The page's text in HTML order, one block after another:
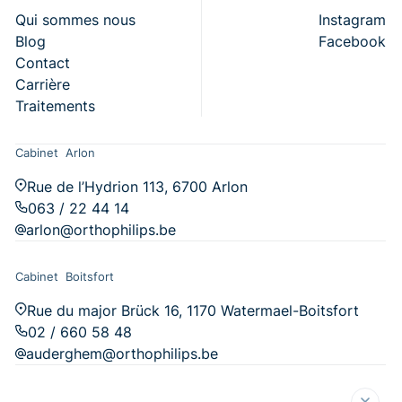
Qui sommes nous
Blog
Contact
Carrière
Traitements
Instagram
Facebook
Cabinet Arlon
Rue de l’Hydrion 113, 6700 Arlon
063 / 22 44 14
arlon@orthophilips.be
Cabinet Boitsfort
Rue du major Brück 16, 1170 Watermael-Boitsfort
02 / 660 58 48
auderghem@orthophilips.be